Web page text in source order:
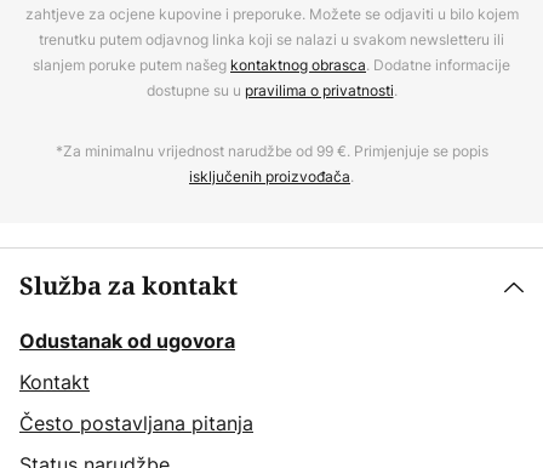
zahtjeve za ocjene kupovine i preporuke. Možete se odjaviti u bilo kojem
trenutku putem odjavnog linka koji se nalazi u svakom newsletteru ili
slanjem poruke putem našeg kontaktnog obrasca. Dodatne informacije
dostupne su u pravilima o privatnosti.
*Za minimalnu vrijednost narudžbe od 99 €. Primjenjuje se popis
isključenih proizvođača.
Služba za kontakt
Odustanak od ugovora
Kontakt
Često postavljana pitanja